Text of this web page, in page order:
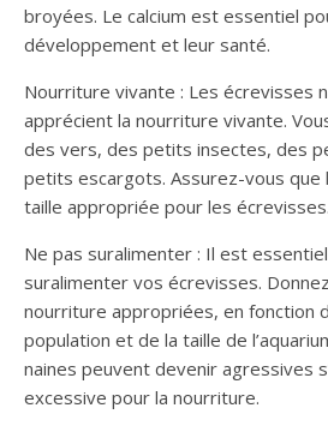
broyées. Le calcium est essentiel
développement et leur santé.
Nourriture vivante : Les écrevisses
apprécient la nourriture vivante.
des vers, des petits insectes, des
petits escargots. Assurez-vous que
taille appropriée pour les écrevisses.
Ne pas suralimenter : Il est
suralimenter vos écrevisses.
nourriture appropriées, en fonction
population et de la taille de
naines peuvent devenir agressives
excessive pour la nourriture.